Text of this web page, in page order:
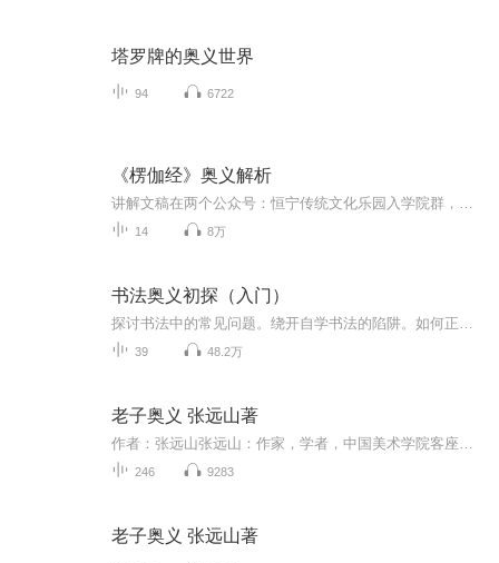
塔罗牌的奥义世界
94 6722
《楞伽经》奥义解析
14 8万
书法奥义初探（入门）
39 48.2万
老子奥义 张远山著
246 9283
老子奥义 张远山著